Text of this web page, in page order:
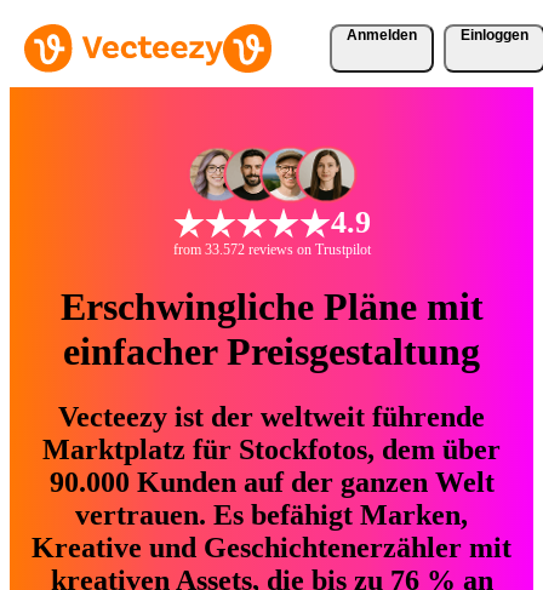
Anmelden Einloggen
4.9
from 33.572 reviews on Trustpilot
Erschwingliche Pläne mit
einfacher Preisgestaltung
Vecteezy ist der weltweit führende
Marktplatz für Stockfotos, dem über
90.000 Kunden auf der ganzen Welt
vertrauen. Es befähigt Marken,
Kreative und Geschichtenerzähler mit
kreativen Assets, die bis zu 76 % an